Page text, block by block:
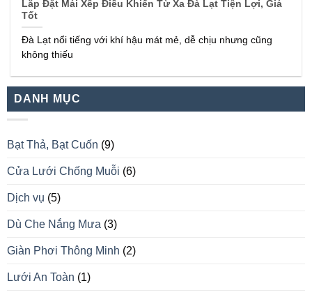
Lắp Đặt Mái Xếp Điều Khiển Từ Xa Đà Lạt Tiện Lợi, Giá
Tốt
Đà Lạt nổi tiếng với khí hậu mát mẻ, dễ chịu nhưng cũng
không thiếu
DANH MỤC
Bạt Thả, Bạt Cuốn (9)
Cửa Lưới Chống Muỗi (6)
Dịch vụ (5)
Dù Che Nắng Mưa (3)
Giàn Phơi Thông Minh (2)
Lưới An Toàn (1)